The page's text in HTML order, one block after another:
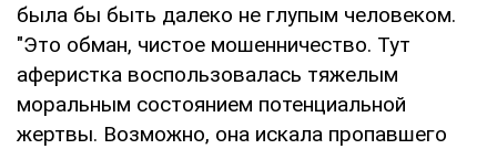
была бы быть далеко не глупым человеком.
"Это обман, чистое мошенничество. Тут
аферистка воспользовалась тяжелым
моральным состоянием потенциальной
жертвы. Возможно, она искала пропавшего